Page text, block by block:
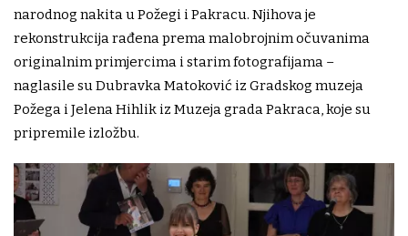
narodnog nakita u Požegi i Pakracu. Njihova je
rekonstrukcija rađena prema malobrojnim očuvanima
originalnim primjercima i starim fotografijama –
naglasile su Dubravka Matoković iz Gradskog muzeja
Požega i Jelena Hihlik iz Muzeja grada Pakraca, koje su
pripremile izložbu.